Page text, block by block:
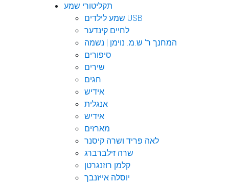
תקליטורי שמע
שמע לילדים USB
לחיים קינדער
המחנך ר' ש.מ. נוימן | נשמה
סיפורים
שירים
חגים
אידיש
אנגלית
אידיש
מארזים
לאה פריד ושרה קיסנר
שרה זילברברג
קלמן רוזנגרטן
יוסלה אייזנבך